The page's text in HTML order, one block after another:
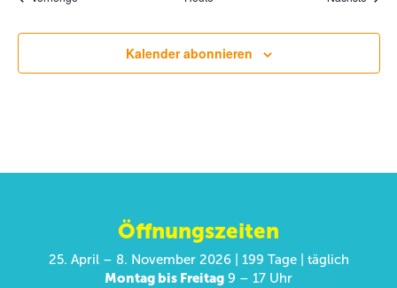
Kalender abonnieren
Öffnungszeiten
25. April – 8. November 2026 | 199 Tage | täglich
Montag bis Freitag 9 – 17 Uhr